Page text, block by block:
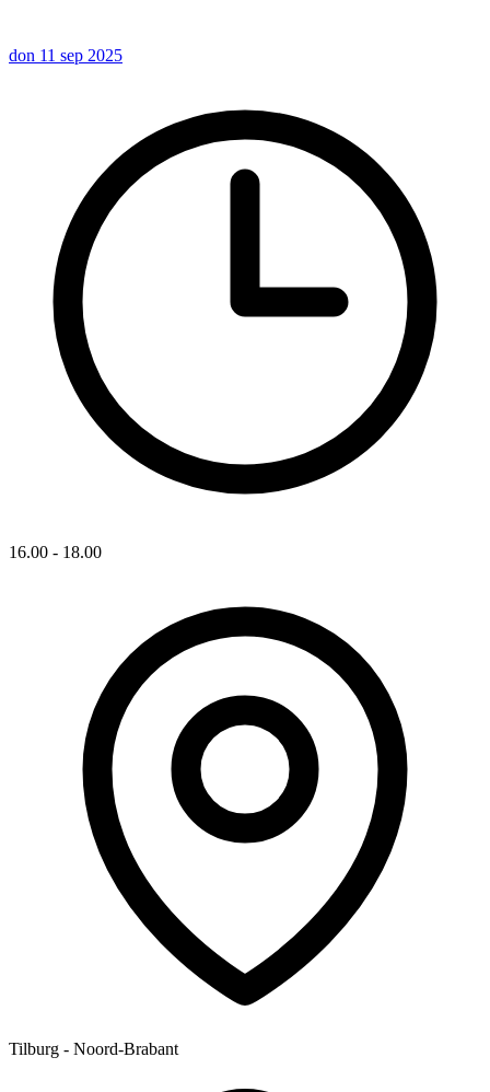
don 11 sep 2025
16.00 - 18.00
Tilburg - Noord-Brabant